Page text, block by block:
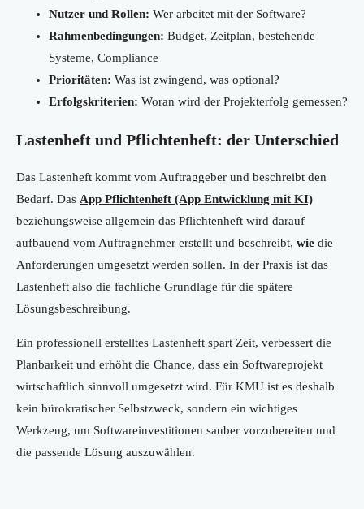
Nutzer und Rollen: Wer arbeitet mit der Software?
Rahmenbedingungen: Budget, Zeitplan, bestehende
Systeme, Compliance
Prioritäten: Was ist zwingend, was optional?
Erfolgskriterien: Woran wird der Projekterfolg gemessen?
Lastenheft und Pflichtenheft: der Unterschied
Das Lastenheft kommt vom Auftraggeber und beschreibt den
Bedarf. Das App Pflichtenheft (App Entwicklung mit KI)
beziehungsweise allgemein das Pflichtenheft wird darauf
aufbauend vom Auftragnehmer erstellt und beschreibt, wie die
Anforderungen umgesetzt werden sollen. In der Praxis ist das
Lastenheft also die fachliche Grundlage für die spätere
Lösungsbeschreibung.
Ein professionell erstelltes Lastenheft spart Zeit, verbessert die
Planbarkeit und erhöht die Chance, dass ein Softwareprojekt
wirtschaftlich sinnvoll umgesetzt wird. Für KMU ist es deshalb
kein bürokratischer Selbstzweck, sondern ein wichtiges
Werkzeug, um Softwareinvestitionen sauber vorzubereiten und
die passende Lösung auszuwählen.